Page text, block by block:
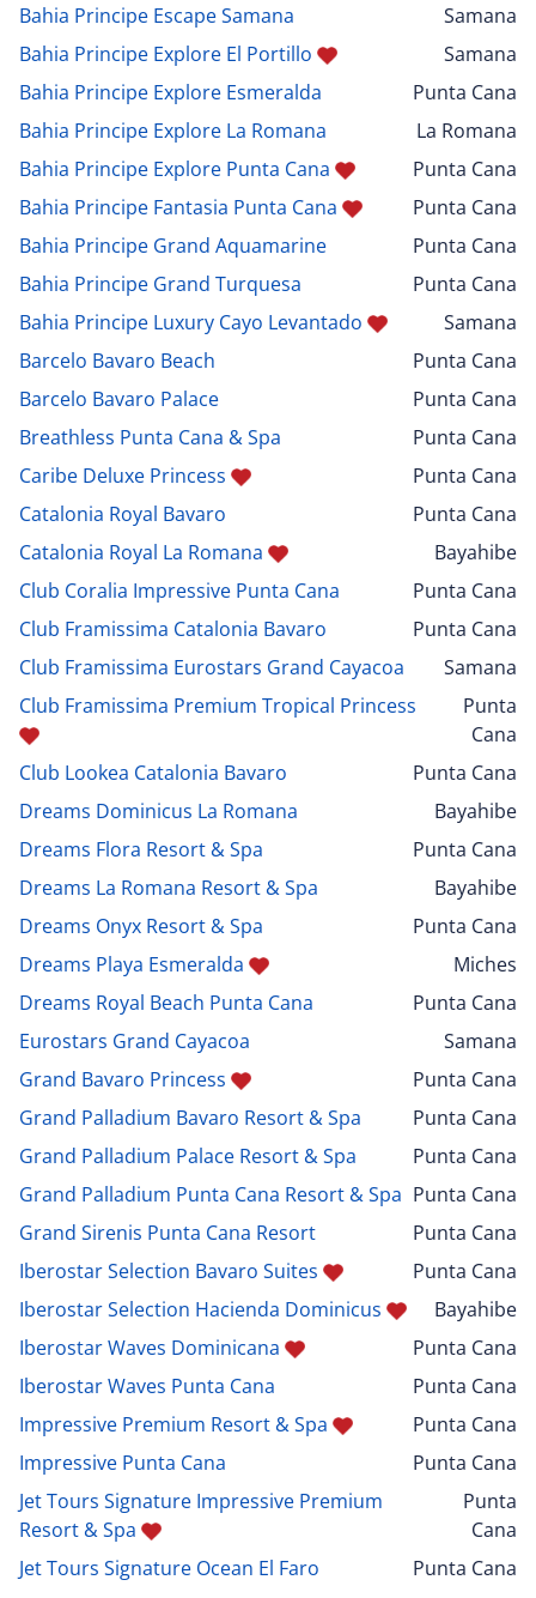
Bahia Principe Escape Samana
Samana
Bahia Principe Explore El Portillo
Samana
Bahia Principe Explore Esmeralda
Punta Cana
Bahia Principe Explore La Romana
La Romana
Bahia Principe Explore Punta Cana
Punta Cana
Bahia Principe Fantasia Punta Cana
Punta Cana
Bahia Principe Grand Aquamarine
Punta Cana
Bahia Principe Grand Turquesa
Punta Cana
Bahia Principe Luxury Cayo Levantado
Samana
Barcelo Bavaro Beach
Punta Cana
Barcelo Bavaro Palace
Punta Cana
Breathless Punta Cana & Spa
Punta Cana
Caribe Deluxe Princess
Punta Cana
Catalonia Royal Bavaro
Punta Cana
Catalonia Royal La Romana
Bayahibe
Club Coralia Impressive Punta Cana
Punta Cana
Club Framissima Catalonia Bavaro
Punta Cana
Club Framissima Eurostars Grand Cayacoa
Samana
Club Framissima Premium Tropical Princess
Punta
Cana
Club Lookea Catalonia Bavaro
Punta Cana
Dreams Dominicus La Romana
Bayahibe
Dreams Flora Resort & Spa
Punta Cana
Dreams La Romana Resort & Spa
Bayahibe
Dreams Onyx Resort & Spa
Punta Cana
Dreams Playa Esmeralda
Miches
Dreams Royal Beach Punta Cana
Punta Cana
Eurostars Grand Cayacoa
Samana
Grand Bavaro Princess
Punta Cana
Grand Palladium Bavaro Resort & Spa
Punta Cana
Grand Palladium Palace Resort & Spa
Punta Cana
Grand Palladium Punta Cana Resort & Spa Punta Cana
Grand Sirenis Punta Cana Resort
Punta Cana
Iberostar Selection Bavaro Suites
Punta Cana
Iberostar Selection Hacienda Dominicus
Bayahibe
Iberostar Waves Dominicana
Punta Cana
Iberostar Waves Punta Cana
Punta Cana
Impressive Premium Resort & Spa
Punta Cana
Impressive Punta Cana
Punta Cana
Jet Tours Signature Impressive Premium
Resort & Spa
Punta
Cana
Jet Tours Signature Ocean El Faro
Punta Cana